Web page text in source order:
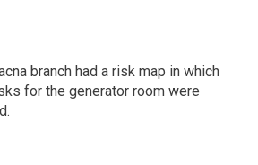
branch had a risk map in which
for the generator room were